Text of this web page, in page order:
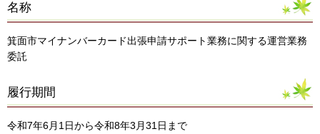
名称
箕面市マイナンバーカード出張申請サポート業務に関する運営業務
委託
履行期間
令和7年6月1日から令和8年3月31日まで